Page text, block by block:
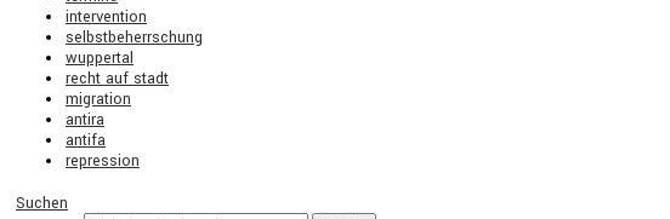
intervention
selbstbeherrschung
wuppertal
recht auf stadt
migration
antira
antifa
repression
Suchen